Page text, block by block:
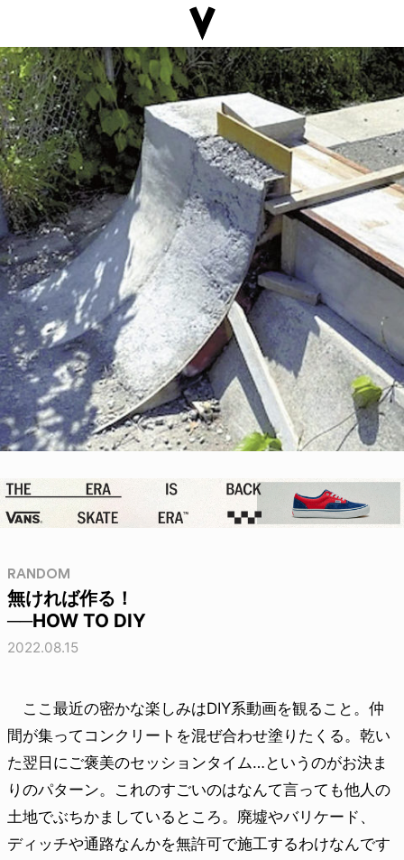
RANDOM
無ければ作る！
──HOW TO DIY
2022.08.15
ここ最近の密かな楽しみはDIY系動画を観ること。仲
間が集ってコンクリートを混ぜ合わせ塗りたくる。乾い
た翌日にご褒美のセッションタイム…というのがお決ま
りのパターン。これのすごいのはなんて言っても他人の
土地でぶちかましているところ。廃墟やバリケード、
ディッチや通路なんかを無許可で施工するわけなんです